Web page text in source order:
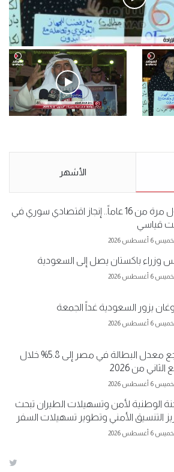
فيديو
في ساحة الإرادة 4-5-2019.
نبيع مخدرات يعني ولا خمر؟!.
الأشهر
لأول مرة من 16 عاماً.. إنجاز اقتصادي سوري في
قياسي
6 أغسطس 2026
وزراء باكستان يصل إلى السعودية
6 أغسطس 2026
يزور السعودية غداً الجمعة
الخميس 6 أغسطس 2026
تراجع معدل البطالة في مصر إلى 5.8% خلال
الثاني من 2026
6 أغسطس 2026
الوطنية لأمن وتسهيلات الطيران تبحث
التنسيق الأمني وتطوير تسهيلات السفر
6 أغسطس 2026